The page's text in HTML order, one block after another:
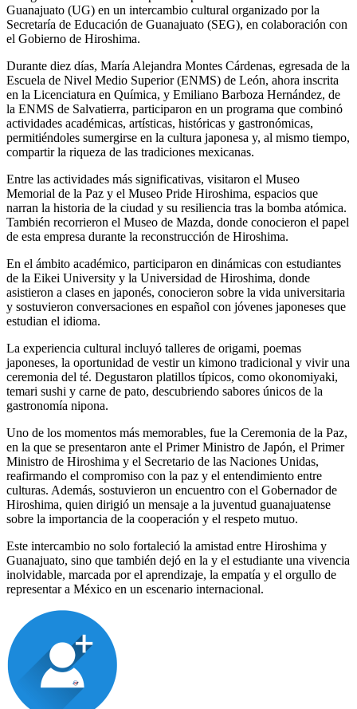
Guanajuato (UG) en un intercambio cultural organizado por la
Secretaría de Educación de Guanajuato (SEG), en colaboración con
el Gobierno de Hiroshima.
Durante diez días, María Alejandra Montes Cárdenas, egresada de la
Escuela de Nivel Medio Superior (ENMS) de León, ahora inscrita
en la Licenciatura en Química, y Emiliano Barboza Hernández, de
la ENMS de Salvatierra, participaron en un programa que combinó
actividades académicas, artísticas, históricas y gastronómicas,
permitiéndoles sumergirse en la cultura japonesa y, al mismo tiempo,
compartir la riqueza de las tradiciones mexicanas.
Entre las actividades más significativas, visitaron el Museo
Memorial de la Paz y el Museo Pride Hiroshima, espacios que
narran la historia de la ciudad y su resiliencia tras la bomba atómica.
También recorrieron el Museo de Mazda, donde conocieron el papel
de esta empresa durante la reconstrucción de Hiroshima.
En el ámbito académico, participaron en dinámicas con estudiantes
de la Eikei University y la Universidad de Hiroshima, donde
asistieron a clases en japonés, conocieron sobre la vida universitaria
y sostuvieron conversaciones en español con jóvenes japoneses que
estudian el idioma.
La experiencia cultural incluyó talleres de origami, poemas
japoneses, la oportunidad de vestir un kimono tradicional y vivir una
ceremonia del té. Degustaron platillos típicos, como okonomiyaki,
temari sushi y carne de pato, descubriendo sabores únicos de la
gastronomía nipona.
Uno de los momentos más memorables, fue la Ceremonia de la Paz,
en la que se presentaron ante el Primer Ministro de Japón, el Primer
Ministro de Hiroshima y el Secretario de las Naciones Unidas,
reafirmando el compromiso con la paz y el entendimiento entre
culturas. Además, sostuvieron un encuentro con el Gobernador de
Hiroshima, quien dirigió un mensaje a la juventud guanajuatense
sobre la importancia de la cooperación y el respeto mutuo.
Este intercambio no solo fortaleció la amistad entre Hiroshima y
Guanajuato, sino que también dejó en la y el estudiante una vivencia
inolvidable, marcada por el aprendizaje, la empatía y el orgullo de
representar a México en un escenario internacional.